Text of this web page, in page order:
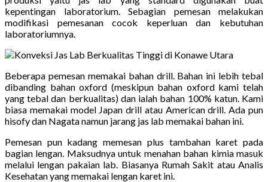
kepentingan laboratorium. Sebagian pemesan melakukan
modifikasi pemesanan cocok keperluan dan kebutuhan
laboratoriumnya.
Beberapa pemesan memakai bahan drill. Bahan ini lebih tebal
dibanding bahan oxford (meskipun bahan oxford kami telah
yang tebal dan berkualitas) dan ialah bahan 100% katun. Kami
biasa memakai model Japan drill atau American drill. Ada pun
hisofy dan Nagata namun jarang jas lab memakai bahan ini.
Pemesan pun kadang memesan plus tambahan karet pada
bagian lengan. Maksudnya untuk menahan bahan kimia masuk
melalui lengan pakaian lab. Biasanya Rumah Sakit atau Analis
Kesehatan yang memakai lengan karet ini.